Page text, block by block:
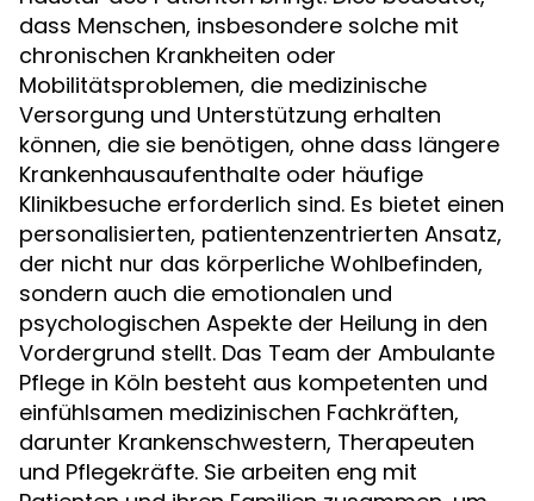
dass Menschen, insbesondere solche mit
chronischen Krankheiten oder
Mobilitätsproblemen, die medizinische
Versorgung und Unterstützung erhalten
können, die sie benötigen, ohne dass längere
Krankenhausaufenthalte oder häufige
Klinikbesuche erforderlich sind. Es bietet einen
personalisierten, patientenzentrierten Ansatz,
der nicht nur das körperliche Wohlbefinden,
sondern auch die emotionalen und
psychologischen Aspekte der Heilung in den
Vordergrund stellt. Das Team der Ambulante
Pflege in Köln besteht aus kompetenten und
einfühlsamen medizinischen Fachkräften,
darunter Krankenschwestern, Therapeuten
und Pflegekräfte. Sie arbeiten eng mit